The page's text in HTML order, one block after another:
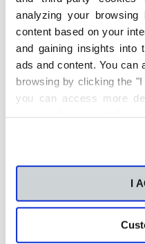
analyzing your browsing
content based on your
and gaining insights into
ads and content. You can
browsing by clicking the
you can access more
I
Las prácticas sean del
esto quiere decir que
en la empresa cuenta
UnTutor Académico
que en todo
alumno, así como
desempeñará en
de las mismas.
Tutor en la
transmitirá al
supervisará. Estará